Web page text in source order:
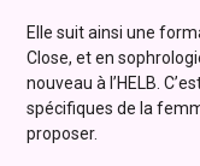
Elle suit ainsi une
Close, et en
nouveau à l’HELB.
spécifiques de la
proposer.